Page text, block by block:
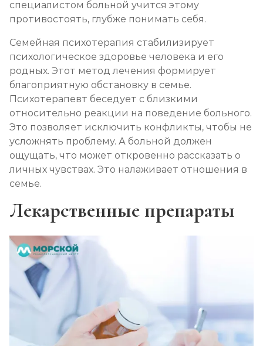
специалистом больной учится этому
противостоять, глубже понимать себя.
Семейная психотерапия стабилизирует
психологическое здоровье человека и его
родных. Этот метод лечения формирует
благоприятную обстановку в семье.
Психотерапевт беседует с близкими
относительно реакции на поведение больного.
Это позволяет исключить конфликты, чтобы не
усложнять проблему. А больной должен
ощущать, что может откровенно рассказать о
личных чувствах. Это налаживает отношения в
семье.
Лекарственные препараты